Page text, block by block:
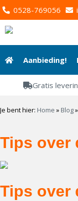
0528-769056
Aanbieding!
Gratis
Je bent hier: Home » Blog»
Tips over
Tips over